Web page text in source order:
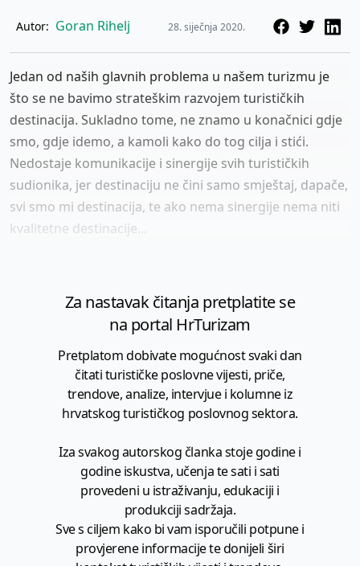
Autor: Goran Rihelj 28. siječnja 2020.
Jedan od naših glavnih problema u našem turizmu je
što se ne bavimo strateškim razvojem turističkih
destinacija. Sukladno tome, ne znamo u konačnici gdje
smo, gdje idemo, a kamoli kako do tog cilja i stići.
Nedostaje komunikacije i sinergije svih turističkih
sudionika, jer destinaciju ne čini samo smještaj, dapače,
svi smo mi destinacija, te ako nema sinergije nema niti
kvalitetne destinacije...
Za nastavak čitanja pretplatite se
na portal HrTurizam
Pretplatom dobivate mogućnost svaki dan
čitati turističke poslovne vijesti, priče,
trendove, analize, intervjue i kolumne iz
hrvatskog turističkog poslovnog sektora.
Iza svakog autorskog članka stoje godine i
godine iskustva, učenja te sati i sati
provedeni u istraživanju, edukaciji i
produkciji sadržaja.
Sve s ciljem kako bi vam isporučili potpune i
provjerene informacije te donijeli širi